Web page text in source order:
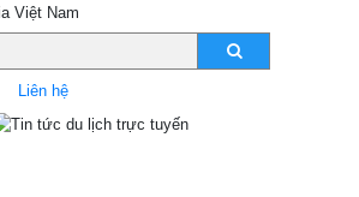
Liên hệ